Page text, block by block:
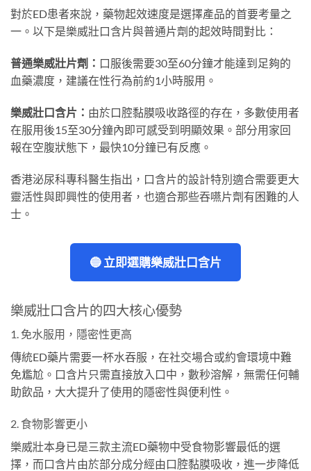
對於ED患者來說，藥物起效速度是選擇產品的首要考量之
一。以下是樂威壯口含片與普通片劑的起效時間對比：
普通樂威壯片劑： 口服後需要30至60分鐘才能達到足夠的
血藥濃度，建議在性行為前約1小時服用。
樂威壯口含片： 由於口腔黏膜吸收路徑的存在，多數使用者
在服用後15至30分鐘內即可感受到明顯效果。部分用家回
報在空腹狀態下，最快10分鐘已有反應。
香港泌尿科專科醫生指出，口含片的設計特別適合需要更大
靈活性與即興性的使用者，也適合那些吞嚥片劑有困難的人
士。
🔵 立即選購樂威壯口含片
樂威壯口含片的四大核心優勢
1. 免水服用，隱密性更高
傳統ED藥片需要一杯水吞服，在社交場合或約會環境中難
免尷尬。口含片只需直接放入口中，數秒溶解，無需任何輔
助飲品，大大提升了使用的隱密性與便利性。
2. 食物影響更小
樂威壯本身已是三款主流ED藥物中受食物影響最低的選
擇，而口含片由於部分成分經由口腔黏膜吸收，進一步降低